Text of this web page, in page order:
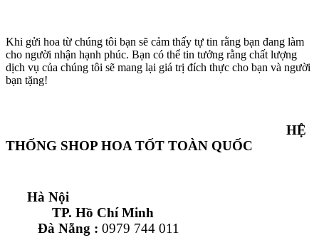
Khi gửi hoa từ chúng tôi bạn sẽ cảm thấy tự tin rằng bạn đang làm
cho người nhận hạnh phúc. Bạn có thể tin tưởng rằng chất lượng
dịch vụ của chúng tôi sẽ mang lại giá trị đích thực cho bạn và người
bạn tặng!
HỆ
THỐNG SHOP HOA TỐT TOÀN QUỐC
Hà Nội
TP. Hồ Chí Minh
Đà Nẵng : 0979 744 011